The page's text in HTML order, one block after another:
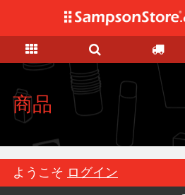
コンドーム
特徴
Super Thin Latex
Ultra-thin PU
Scented Seduction
ノンラテックス
ラージサイズ
潤滑ゼリー
特徴
シリコンベース
ウォーターベース
無添加タイプ
濃厚タイプ
ソフトタイプ
大人のおもちゃ
女士
初心体験
レベルアップ体験
吸引バイブ
振動刺激
Cスポットマッサージ
パーソナルケア
ベーシックケア
妊娠検査薬
HIV(エイズ)・STIs・薬物検査キッ
ト
運動・ボディケア
メンズグルーミング
セール・ギフトサービス
セール
Select of the Month
お徳用パック
在庫処分セール
ブランド
Aqua Lube
Arcwave
B
Barber Mind バーバー
マインド
C
Clearblue クリアブル
D
KOL モール
KOL モール
もっと、ザ・サンプソン・ストアが
揃っている商品を知っていただくた
めに、お好きなKOLが選んだ愛用
商品をチェックし、新しく啓発して
ぜひご参考に!
商品
ようこそ ログイン